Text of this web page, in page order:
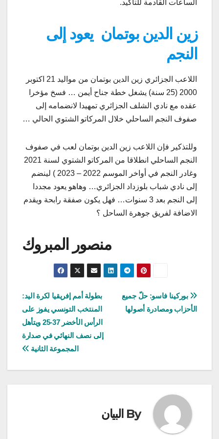
الساعات القادمة للتأكيد.
زين الدين بوتمان يعود إلى
النجم
اللاعب الجزائري زين الدين بوتمان من مواليد 21 اکتوبر
2000 (25 سنة) يشغل خطة جناح أيمن … فسخ مؤخرا
عقده مع نادي الشلف الجزائري تمهيدا لانضمامه إلى
صفوف النجم الساحلي خلال المركاتو الشتوي الحالي …
وللتذكير فإن اللاعب زين الدين بوتمان لعب في صفوف
النجم الساحلي انطلاقا من المركاتو الشتوي لسنة 2021
وغادر النجم في أواخر الموسم 2022 – 2023 ) لينضم
إلى نادي شباب بلوزداد الجزائري… وهاهو يعود مجددا
إلى النجم بعد 3 سنوات… فهل يكون صفقة رابحة ويقدم
الاضافة لفريق جوهرة الساحل ؟
منصور المبروك
تصفّح
المقالات
بطولة أمم إفريقيا لكرة اليد:
المنتخب التونسي يفوز على
الرأس الأخضر 37-25 ويتأهل
إلى نصف النهائي في صدارة
المجموعة الثانية
بوركينا فاسو: حلّ جميع
الأحزاب ومصادرة أصولها
By البيان